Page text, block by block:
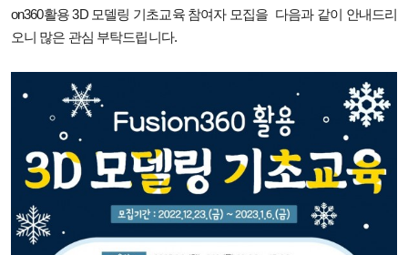
on360활용 3D 모델링 기초교육 참여자 모집을 다음과 같이 안내드리
오니 많은 관심 부탁드립니다.